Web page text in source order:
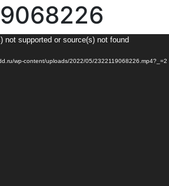
not supported or source(s) not found
wp-content/uploads/2022/05/2322119068226.mp4?_=2